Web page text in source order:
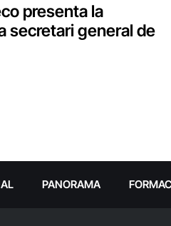
presenta la
secretari general de
PANORAMA